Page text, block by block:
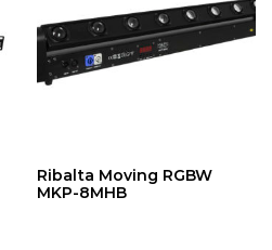
Ribalta Moving RGBW
MKP-8MHB